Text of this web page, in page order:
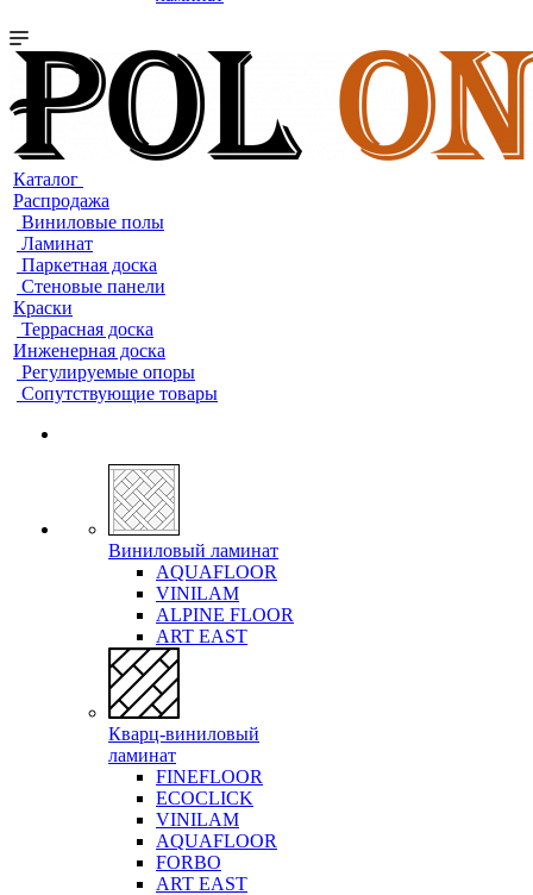
Каталог
Распродажа
Виниловые полы
Ламинат
Паркетная доска
Стеновые панели
Краски
Террасная доска
Инженерная доска
Регулируемые опоры
Сопутствующие товары
Виниловый ламинат
AQUAFLOOR
VINILAM
ALPINE FLOOR
ART EAST
Кварц-виниловый
ламинат
FINEFLOOR
ECOCLICK
VINILAM
AQUAFLOOR
FORBO
ART EAST